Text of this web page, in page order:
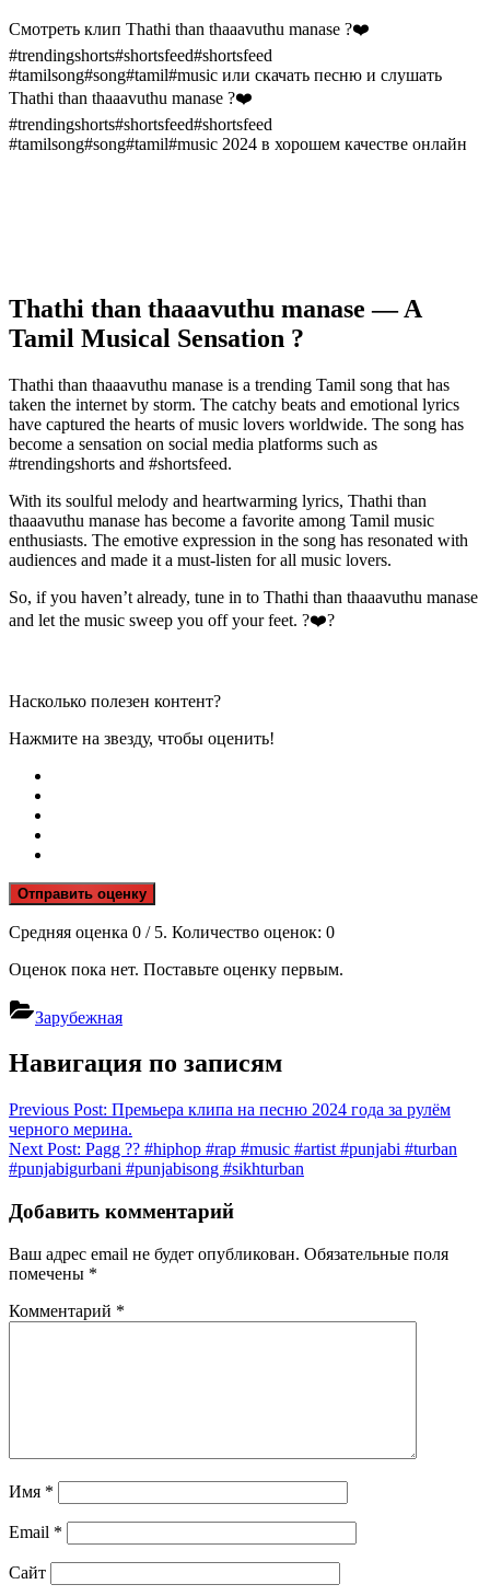
Смотреть клип Thathi than thaaavuthu manase ?❤️
#trendingshorts#shortsfeed#shortsfeed
#tamilsong#song#tamil#music или скачать песню и слушать
Thathi than thaaavuthu manase ?❤️
#trendingshorts#shortsfeed#shortsfeed
#tamilsong#song#tamil#music 2024 в хорошем качестве онлайн
Thathi than thaaavuthu manase — A
Tamil Musical Sensation ?
Thathi than thaaavuthu manase is a trending Tamil song that has
taken the internet by storm. The catchy beats and emotional lyrics
have captured the hearts of music lovers worldwide. The song has
become a sensation on social media platforms such as
#trendingshorts and #shortsfeed.
With its soulful melody and heartwarming lyrics, Thathi than
thaaavuthu manase has become a favorite among Tamil music
enthusiasts. The emotive expression in the song has resonated with
audiences and made it a must-listen for all music lovers.
So, if you haven’t already, tune in to Thathi than thaaavuthu manase
and let the music sweep you off your feet. ?❤️?
Насколько полезен контент?
Нажмите на звезду, чтобы оценить!
Отправить оценку
Средняя оценка 0 / 5. Количество оценок: 0
Оценок пока нет. Поставьте оценку первым.
Зарубежная
Навигация по записям
Previous Post: Премьера клипа на песню 2024 года за рулём
черного мерина.
Next Post: Pagg ?? #hiphop #rap #music #artist #punjabi #turban
#punjabigurbani #punjabisong #sikhturban
Добавить комментарий
Ваш адрес email не будет опубликован. Обязательные поля
помечены *
Комментарий *
Имя *
Email *
Сайт